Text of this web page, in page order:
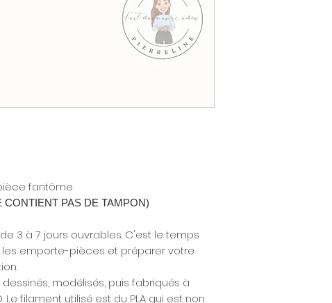
fantôme
CONTIENT PAS DE TAMPON)
3 à 7 jours ouvrables. C'est le temps
emporte-pièces et préparer votre
modélisés, puis fabriqués à
Le filament utilisé est du PLA qui est non